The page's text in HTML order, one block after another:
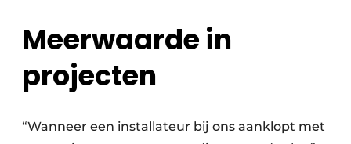
Meerwaarde in
projecten
“Wanneer een installateur bij ons aanklopt met